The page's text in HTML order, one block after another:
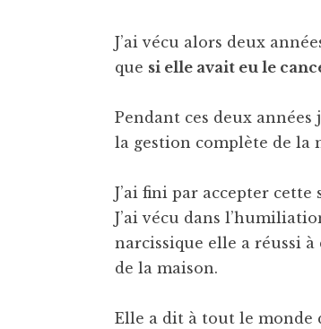
J’ai vécu alors deux
que si elle avait eu le
Pendant ces deux
la gestion complète de la
J’ai fini par accepter
J’ai vécu dans
narcissique elle a réussi
de la maison.
Elle a dit à tout le monde